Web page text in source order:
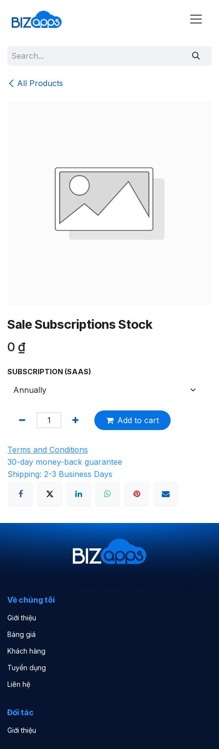
All Products
Sale Subscriptions Stock
0 ₫
SUBSCRIPTION (SAAS)
Add to cart
Terms and Conditions
30-day money-back guarantee
Shipping: 2-3 Business Days
Về chúng tôi
Giới thiệu
Bảng giá
Khách hàng
Tuyển dụng
Liên hệ
Đối tác
Giới thiệu